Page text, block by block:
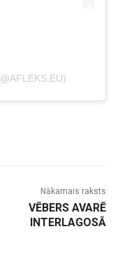
Nākamais raksts
VĒBERS AVARĒ
INTERLAGOSĀ